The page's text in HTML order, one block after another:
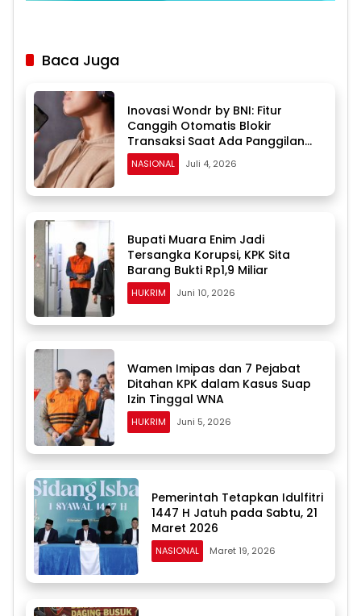
Baca Juga
Inovasi Wondr by BNI: Fitur
Canggih Otomatis Blokir
Transaksi Saat Ada Panggilan
Masuk
NASIONAL Juli 4, 2026
Bupati Muara Enim Jadi
Tersangka Korupsi, KPK Sita
Barang Bukti Rp1,9 Miliar
HUKRIM Juni 10, 2026
Wamen Imipas dan 7 Pejabat
Ditahan KPK dalam Kasus Suap
Izin Tinggal WNA
HUKRIM Juni 5, 2026
Pemerintah Tetapkan Idulfitri
1447 H Jatuh pada Sabtu, 21
Maret 2026
NASIONAL Maret 19, 2026